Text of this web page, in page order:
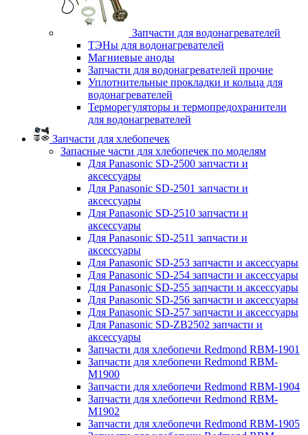
Запчасти для водонагревателей
ТЭНы для водонагревателей
Магниевые аноды
Запчасти для водонагревателей прочие
Уплотнительные прокладки и кольца для
водонагревателей
Терморегуляторы и термопредохранители
для водонагревателей
Запчасти для хлебопечек
Запасные части для хлебопечек по моделям
Для Panasonic SD-2500 запчасти и
аксессуары
Для Panasonic SD-2501 запчасти и
аксессуары
Для Panasonic SD-2510 запчасти и
аксессуары
Для Panasonic SD-2511 запчасти и
аксессуары
Для Panasonic SD-253 запчасти и аксессуары
Для Panasonic SD-254 запчасти и аксессуары
Для Panasonic SD-255 запчасти и аксессуары
Для Panasonic SD-256 запчасти и аксессуары
Для Panasonic SD-257 запчасти и аксессуары
Для Panasonic SD-ZB2502 запчасти и
аксессуары
Запчасти для хлебопечи Redmond RBM-1901
Запчасти для хлебопечи Redmond RBM-
M1900
Запчасти для хлебопечи Redmond RBM-1904
Запчасти для хлебопечи Redmond RBM-
M1902
Запчасти для хлебопечи Redmond RBM-1905